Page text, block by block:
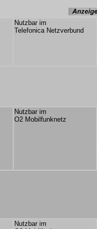
Nutzbar im
Telefonica Netzverbund
Nutzbar im
O2 Mobilfunknetz
Nutzbar im